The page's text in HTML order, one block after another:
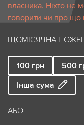
власника. Ніхто не
говорити чи про що
ЩОМІСЯЧНА
100 грн 500
Інша сума
АБО